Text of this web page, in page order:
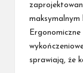
sprawiają, że